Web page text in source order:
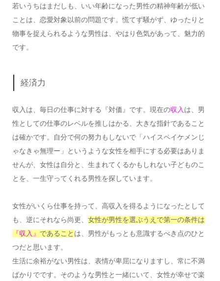
若いうちはまだしも、いい年齢になった男性の精神年齢が低い
ことは、恋愛対象以前の問題です。慌てず騒がず、ゆったりと
物事を捉えられるような男性は、やはり色気があって、魅力的
です。
経済力
収入は、毎日の仕事に対する『対価』です。現在の収入は、男
性としての仕事のレベルを推しはかる、大きな指針であること
は確かです。自分で何の努力もしないで「ハイスペイケメンじ
ゃなきゃ無理ー」というような女性を相手にする必要はありま
せんが、女性は自分と、生まれてくるかもしれない子どものこ
とを、一生守ってくれる男性を探しています。
女性がいくら仕事を持って、高収入を得るようになったとして
も、逆にそれなら尚更、 女性が男性を選ぶうえで第一の条件は
『収入』 であること は、男性がもっとも意識するべき点のひと
つだと思います。
生活に余裕がない男性は、表情が卑屈になりますし、常に不満
ばかりでです。そのような男性と一緒にいて、女性が幸せで楽